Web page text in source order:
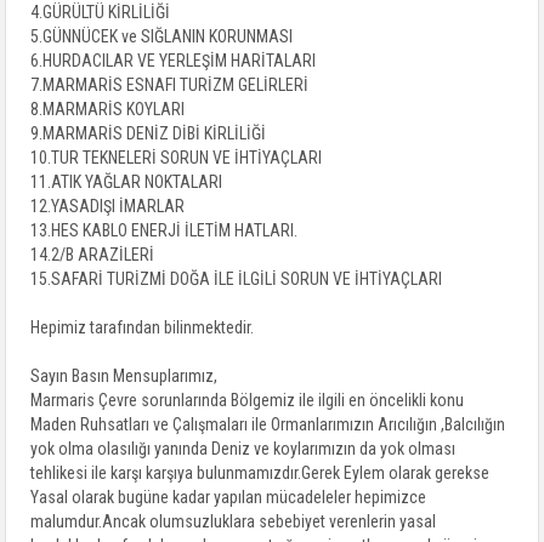
4.GÜRÜLTÜ KİRLİLİĞİ
5.GÜNNÜCEK ve SIĞLANIN KORUNMASI
6.HURDACILAR VE YERLEŞİM HARİTALARI
7.MARMARİS ESNAFI TURİZM GELİRLERİ
8.MARMARİS KOYLARI
9.MARMARİS DENİZ DİBİ KİRLİLİĞİ
10.TUR TEKNELERİ SORUN VE İHTİYAÇLARI
11.ATIK YAĞLAR NOKTALARI
12.YASADIŞI İMARLAR
13.HES KABLO ENERJİ İLETİM HATLARI.
14.2/B ARAZİLERİ
15.SAFARİ TURİZMİ DOĞA İLE İLGİLİ SORUN VE İHTİYAÇLARI
Hepimiz tarafından bilinmektedir.
Sayın Basın Mensuplarımız,
Marmaris Çevre sorunlarında Bölgemiz ile ilgili en öncelikli konu
Maden Ruhsatları ve Çalışmaları ile Ormanlarımızın Arıcılığın ,Balcılığın
yok olma olasılığı yanında Deniz ve koylarımızın da yok olması
tehlikesi ile karşı karşıya bulunmamızdır.Gerek Eylem olarak gerekse
Yasal olarak bugüne kadar yapılan mücadeleler hepimizce
malumdur.Ancak olumsuzluklara sebebiyet verenlerin yasal